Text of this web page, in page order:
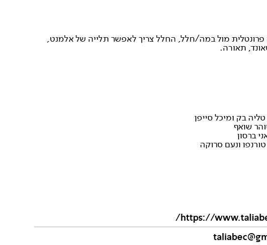
פרונטלית מול במה/חלל, החלל צריך לאפשר תלייה של אלמנט,
תאורה.
בק ומיכל סייפן
שואף
ברסון
ונעם סרוקה
https://